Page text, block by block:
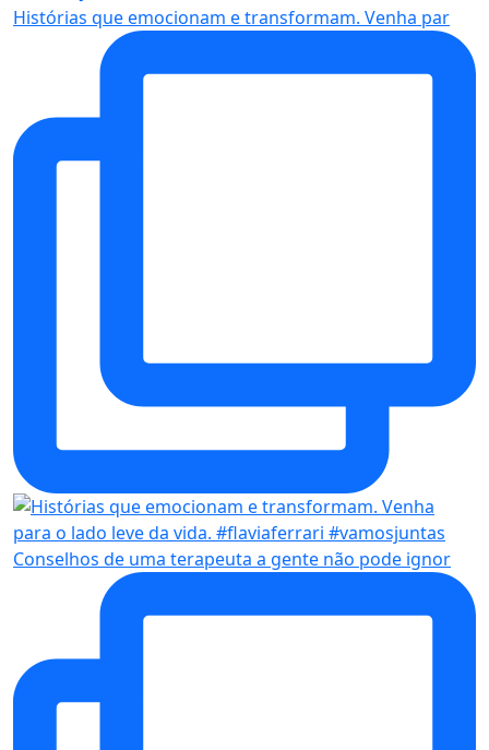
Histórias que emocionam e transformam. Venha par
Conselhos de uma terapeuta a gente não pode ignor